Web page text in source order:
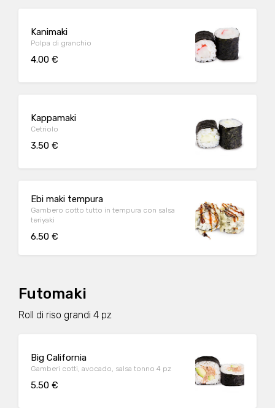
Kanimaki
Polpa di granchio
4.00 €
Kappamaki
Cetriolo
3.50 €
Ebi maki tempura
Gambero cotto tutto in tempura con salsa
teriyaki
6.50 €
Futomaki
Roll di riso grandi 4 pz
Big California
Gamberi cotti, avocado, salsa tonno 4 pz
5.50 €